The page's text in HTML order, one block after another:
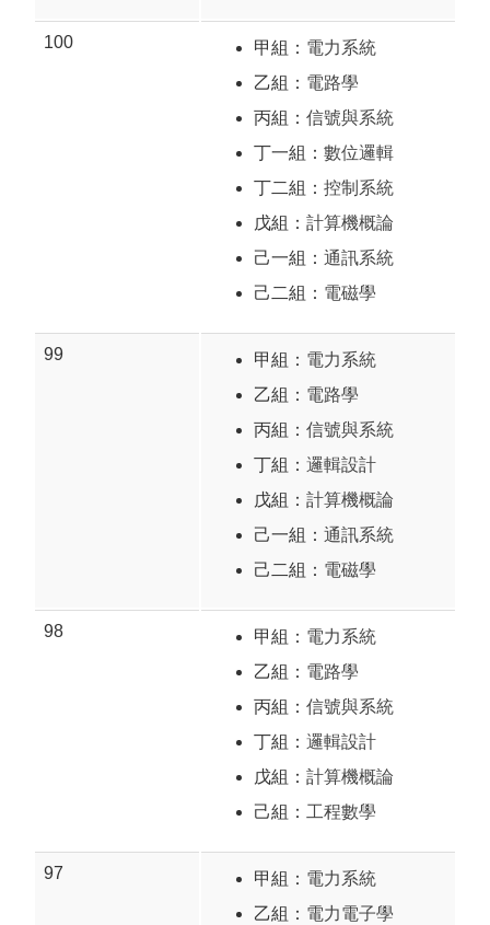
100 甲組： 電力系統
乙組： 電路學
丙組： 信號與系統
丁一組： 數位邏輯
丁二組： 控制系統
戊組： 計算機概論
己一組： 通訊系統
己二組： 電磁學
99 甲組： 電力系統
乙組： 電路學
丙組： 信號與系統
丁組： 邏輯設計
戊組： 計算機概論
己一組： 通訊系統
己二組： 電磁學
98 甲組： 電力系統
乙組： 電路學
丙組： 信號與系統
丁組： 邏輯設計
戊組： 計算機概論
己組： 工程數學
97 甲組： 電力系統
乙組： 電力電子學